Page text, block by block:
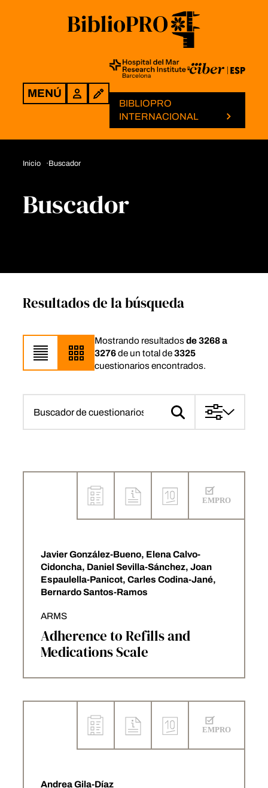
MENÚ Login
BIBLIOPRO
INTERNACIONAL
Inicio Buscador
Buscador
Resultados de la búsqueda
Mostrando resultadosde 3268 a
3276de un total de3325
cuestionarios encontrados.
Javier González-Bueno, Elena Calvo-
Cidoncha, Daniel Sevilla-Sánchez, Joan
Espaulella-Panicot, Carles Codina-Jané,
Bernardo Santos-Ramos
ARMS
Adherence to Refills and
Medications Scale
Andrea Gila-Díaz